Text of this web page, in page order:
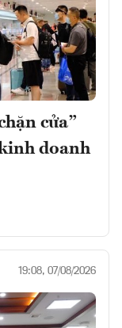
cửa”
doanh
19:08, 07/08/2026